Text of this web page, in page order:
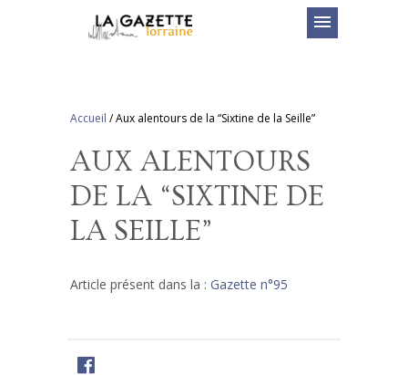
menu
Accueil /Aux alentours de la “Sixtine de la Seille”
AUX ALENTOURS
DE LA “SIXTINE DE
LA SEILLE”
Article présent dans la : Gazette n°95